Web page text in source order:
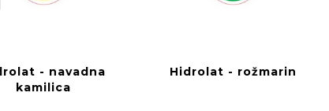
- navadna
kamilica
Hidrolat - rožmarin